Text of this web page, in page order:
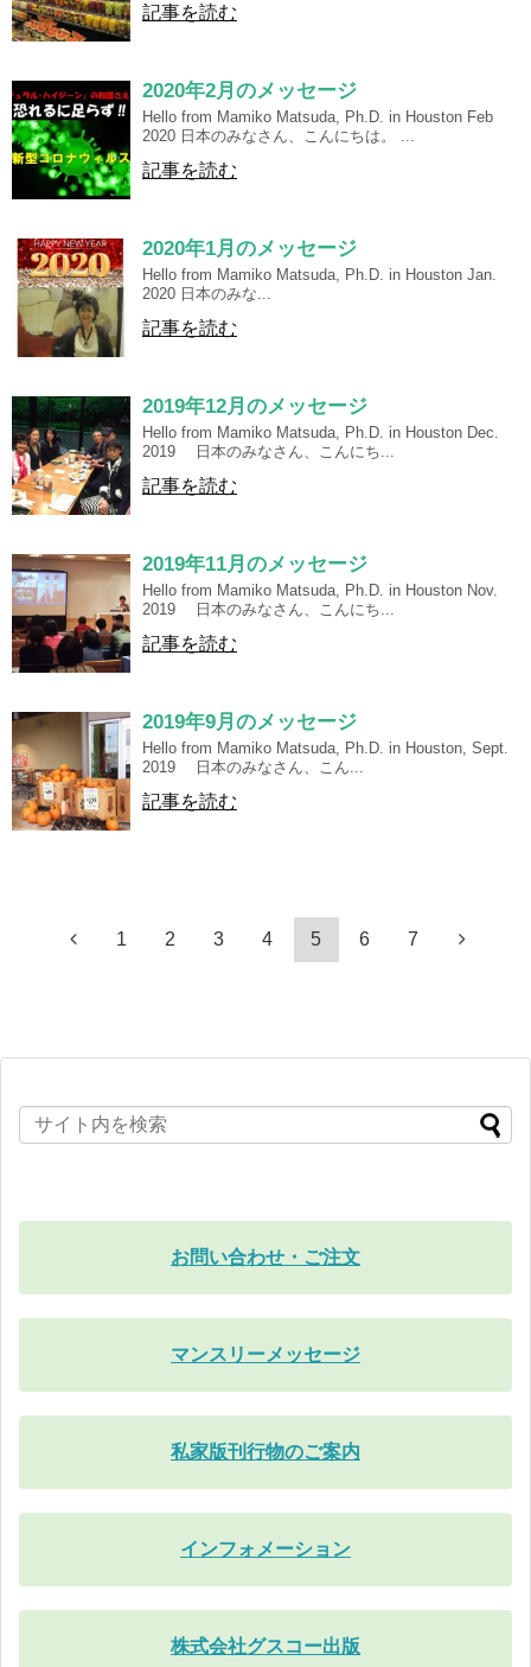
記事を読む
2020年2月のメッセージ
Hello from Mamiko Matsuda, Ph.D. in Houston Feb
2020 日本のみなさん、こんにちは。 ...
記事を読む
2020年1月のメッセージ
Hello from Mamiko Matsuda, Ph.D. in Houston Jan.
2020 日本のみな...
記事を読む
2019年12月のメッセージ
Hello from Mamiko Matsuda, Ph.D. in Houston Dec.
2019 日本のみなさん、こんにち...
記事を読む
2019年11月のメッセージ
Hello from Mamiko Matsuda, Ph.D. in Houston Nov.
2019 日本のみなさん、こんにち...
記事を読む
2019年9月のメッセージ
Hello from Mamiko Matsuda, Ph.D. in Houston, Sept.
2019 日本のみなさん、こん...
記事を読む
1 2 3 4 5 6 7
お問い合わせ・ご注文
マンスリーメッセージ
私家版刊行物のご案内
インフォメーション
株式会社グスコー出版